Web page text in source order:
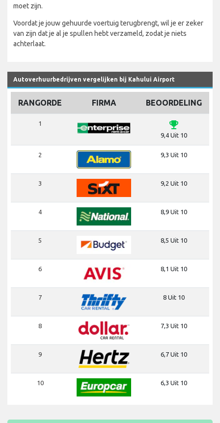
moet zijn.
Voordat je jouw gehuurde voertuig terugbrengt, wil je er zeker
van zijn dat je al je spullen hebt verzameld, zodat je niets
achterlaat.
Autoverhuurbedrijven vergelijken bij Kahului Airport
RANGORDE FIRMA BEOORDELING
1 emoji_events
9,4 Uit 10
2 9,3 Uit 10
3 9,2 Uit 10
4 8,9 Uit 10
5 8,5 Uit 10
6 8,1 Uit 10
7 8 Uit 10
8 7,3 Uit 10
9 6,7 Uit 10
10 6,3 Uit 10